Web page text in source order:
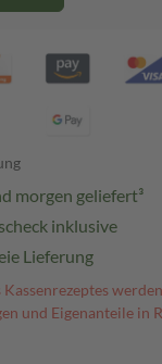
morgen geliefert³
inklusive
Lieferung
und Eigenanteile in